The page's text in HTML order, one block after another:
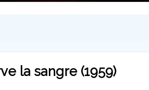
la sangre (1959)